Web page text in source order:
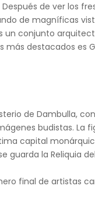
de ver los
de magníficas
conjunto
destacados es
de Dambulla,
budistas. La
capital
guarda la Reliquia
final de artistas